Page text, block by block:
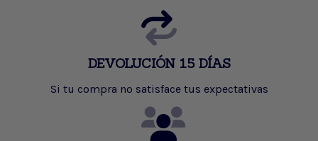
DEVOLUCIÓN 15 DÍAS
Si tu compra no satisface tus expectativas